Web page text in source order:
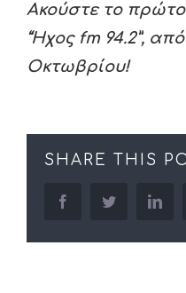
Ακούστε το
“Ήχος fm 94.2”,
Οκτωβρίου!
SHARE THIS
facebooktwitter